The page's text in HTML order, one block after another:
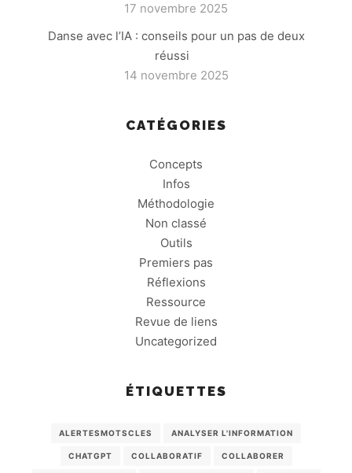
17 novembre 2025
Danse avec l’IA : conseils pour un pas de deux
réussi
14 novembre 2025
CATÉGORIES
Concepts
Infos
Méthodologie
Non classé
Outils
Premiers pas
Réflexions
Ressource
Revue de liens
Uncategorized
ÉTIQUETTES
ALERTESMOTSCLES ANALYSER L'INFORMATION
CHATGPT COLLABORATIF COLLABORER